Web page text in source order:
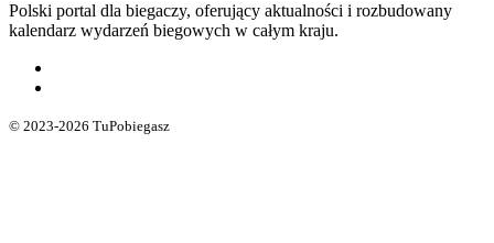
Polski portal dla biegaczy, oferujący aktualności i rozbudowany
kalendarz wydarzeń biegowych w całym kraju.
© 2023-2026 TuPobiegasz